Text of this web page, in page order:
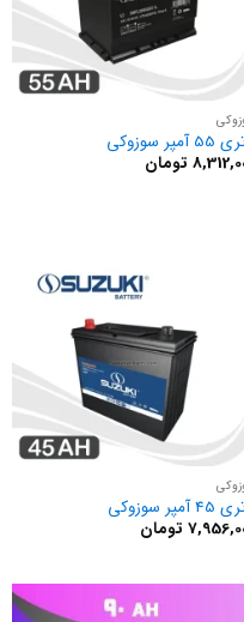
آمپر سوزوکی
تومان
آمپر سوزوکی
تومان